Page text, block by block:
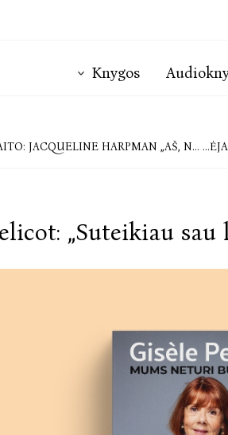
Knygos
HARPMAN „AŠ, NEPAŽINUSI VYRŲ“
„Suteikiau